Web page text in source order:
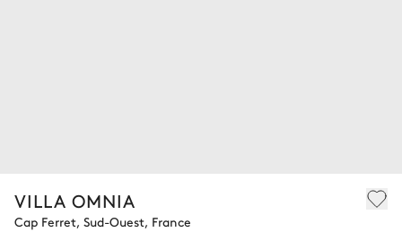
VILLA OMNIA
Cap Ferret, Sud-Ouest, France